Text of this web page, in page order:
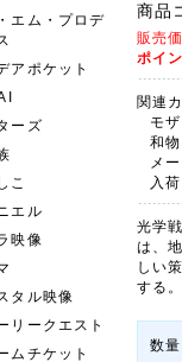
エム・プロデ
アポケット
ーズ
こ
エル
映像
タル映像
リークエスト
ムチケット
商品
販売
ポイ
関連
モ
和物
メ
入
光学
は、
しい
する
数量